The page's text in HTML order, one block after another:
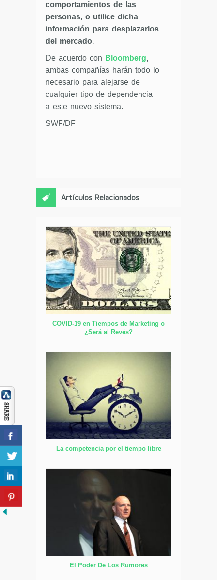
comportamientos de las
personas, o utilice dicha
información para desplazarlos
del mercado.
De acuerdo con Bloomberg,
ambas compañías harán todo lo
necesario para alejarse de
cualquier tipo de dependencia
a este nuevo sistema.
SWF/DF
Artículos Relacionados
COVID-19 en Tiempos de Marketing o
¿Será al Revés?
La competencia por el tiempo libre
El Poder De Los Rumores